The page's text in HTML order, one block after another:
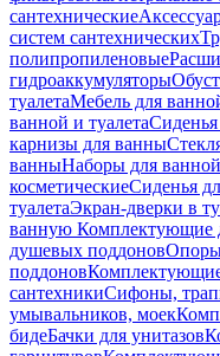
сантехнические
систем сантехнических
полипропиленовые
гидроаккумуляторы
туалетаМебель для
ванной и туалетаСиденья
карнизы для ванны
ванныНаборы для ванной
косметическиеСиденья
туалетаЭкран-дверки в
ванную Комплектующие
душевых поддонов
поддонов
сантехникиСифоны,
умывальников, моек
бидеБачки для унитазов